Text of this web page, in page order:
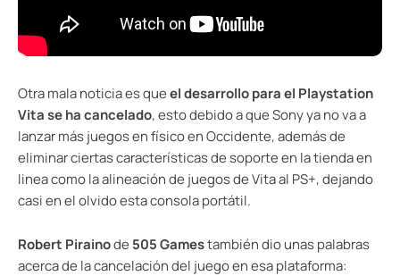
Otra mala noticia es queel desarrollo para el Playstation
Vita se ha cancelado, esto debido a que Sony ya no va a
lanzar más juegos en físico en Occidente, además de
eliminar ciertas características de soporte en la tienda en
linea como la alineación de juegos de Vita al PS+, dejando
casi en el olvido esta consola portátil.
Robert Pirainode 505 Gamestambién dio unas palabras
acerca de la cancelación del juego en esa plataforma: